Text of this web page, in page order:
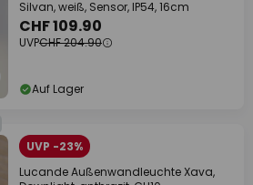
Silvan, weiß, Sensor, IP54, 16cm
CHF 109.90
UVPCHF 204.90
Auf Lager
UVP -23%
Lucande Außenwandleuchte Xava,